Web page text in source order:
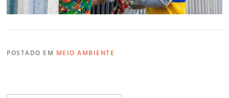
POSTADO EM MEIO AMBIENTE